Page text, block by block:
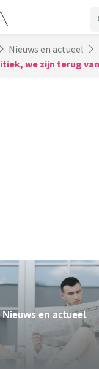
Nieuws en actueel
we zijn terug
Nieuws en actueel